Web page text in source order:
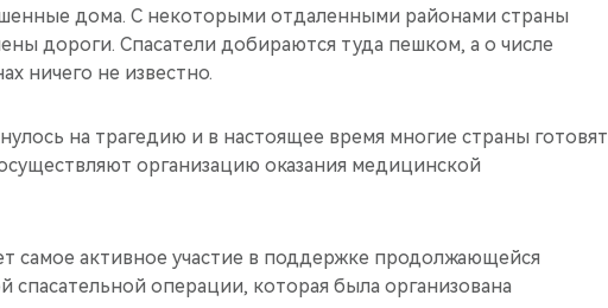
дома. С некоторыми отдаленными районами страны
дороги. Спасатели добираются туда пешком, а о числе
ничего не известно.
на трагедию и в настоящее время многие страны готовят
организацию оказания медицинской
самое активное участие в поддержке продолжающейся
операции, которая была организована